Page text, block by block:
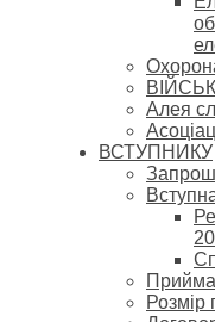
Алея
ВСТУПНИКУ
Розмір